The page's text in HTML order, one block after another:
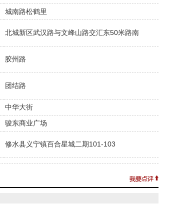
城南路松鹤里
北城新区武汉路与文峰山路交汇东50米路南
胶州路
团结路
中华大街
骏东商业广场
修水县义宁镇百合星城二期101-103